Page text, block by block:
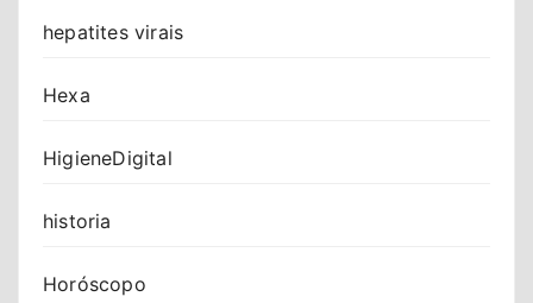
hepatites virais
Hexa
HigieneDigital
historia
Horóscopo